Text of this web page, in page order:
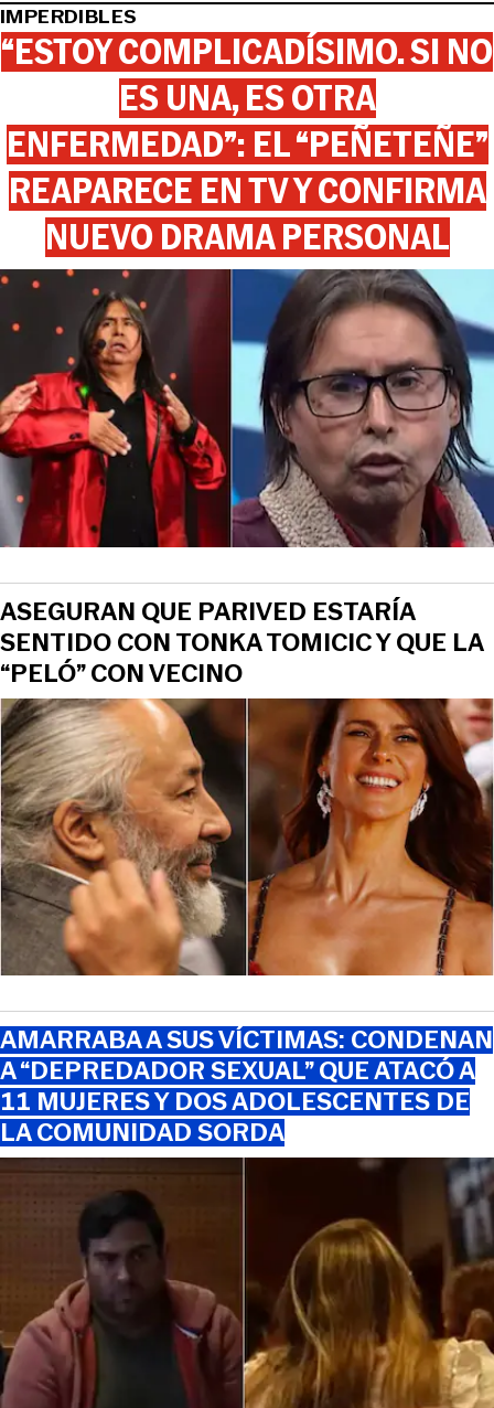
IMPERDIBLES
“ESTOY COMPLICADÍSIMO. SI NO
ES UNA, ES OTRA
ENFERMEDAD”: EL “PEÑETEÑE”
REAPARECE EN TV Y CONFIRMA
NUEVO DRAMA PERSONAL
ASEGURAN QUE PARIVED ESTARÍA
SENTIDO CON TONKA TOMICIC Y QUE LA
“PELÓ” CON VECINO
AMARRABA A SUS VÍCTIMAS: CONDENAN
A “DEPREDADOR SEXUAL” QUE ATACÓ A
11 MUJERES Y DOS ADOLESCENTES DE
LA COMUNIDAD SORDA